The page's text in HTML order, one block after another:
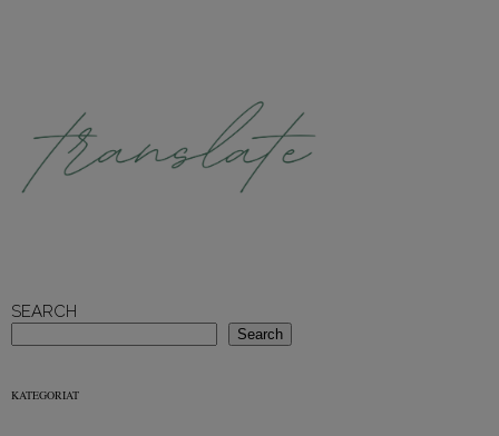
SEARCH
Search
KATEGORIAT